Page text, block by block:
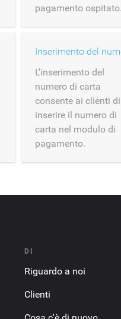
pagamento ospitato.
L'inserimento del
numero di carta
consente ai clienti di
inserire il numero di
carta nel modulo di
pagamento.
DI
Riguardo a noi
Clienti